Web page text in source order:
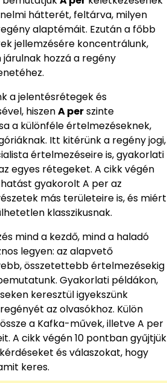
hátterét, feltárva, milyen
alaptémáit. Ezután a főbb
jellemzésére koncentrálunk,
hozzá a regény
a jelentésrétegek és
hiszenA perszinte
a különféle értelmezéseknek,
Itt kitérünk a regény jogi,
értelmezéseire is, gyakorlati
egyes rétegeket. A cikk végén
gyakorolt A per az
más területeire is, és miért
klasszikusnak.
mind a kezdő, mind a haladó
legyen: az alapvető
összetettebb értelmezésekig
Gyakorlati példákon,
keresztül igyekszünk
az olvasókhoz. Külön
a Kafka-művek, illetve A per
A cikk végén 10 pontban gyűjtjük
és válaszokat, hogy
keres.